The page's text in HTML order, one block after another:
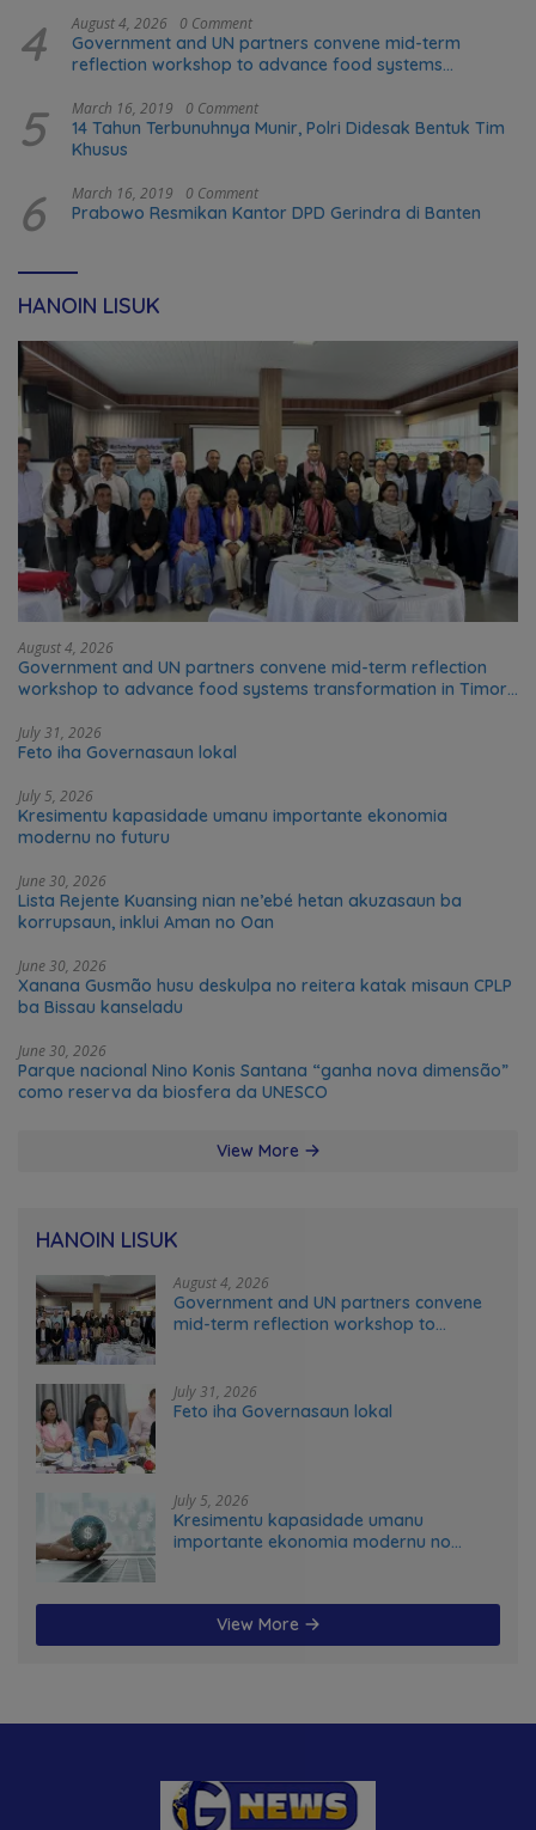
4 August 4, 2026 0 Comment
Government and UN partners convene mid-term
reflection workshop to advance food systems
5 March 16, 2019 0 Comment
14 Tahun Terbunuhnya Munir, Polri Didesak Bentuk Tim
Khusus
6 March 16, 2019 0 Comment
Prabowo Resmikan Kantor DPD Gerindra di Banten
HANOIN LISUK
August 4, 2026
Government and UN partners convene mid-term reflection
workshop to advance food systems transformation in Timor-
July 31, 2026
Feto iha Governasaun lokal
July 5, 2026
Kresimentu kapasidade umanu importante ekonomia
modernu no futuru
June 30, 2026
Lista Rejente Kuansing nian ne’ebé hetan akuzasaun ba
korrupsaun, inklui Aman no Oan
June 30, 2026
Xanana Gusmão husu deskulpa no reitera katak misaun CPLP
ba Bissau kanseladu
June 30, 2026
Parque nacional Nino Konis Santana “ganha nova dimensão”
como reserva da biosfera da UNESCO
View More
HANOIN LISUK
August 4, 2026
Government and UN partners convene
mid-term reflection workshop to
July 31, 2026
Feto iha Governasaun lokal
July 5, 2026
Kresimentu kapasidade umanu
importante ekonomia modernu no
View More